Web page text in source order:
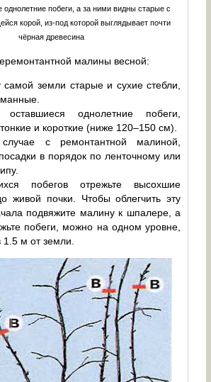
побеги, а за ними видны старые с
корой, из-под которой выглядывает почти
чёрная древесина
малины весной:
самой земли старые и сухие стебли,
оставшиеся однолетние побеги,
и короткие (ниже 120–150 см).
с ремонтантной малиной,
в порядок по ленточному или
побегов отрежьте высохшие
живой почки. Чтобы облегчить эту
подвяжите малину к шпалере, а
побеги, можно на одном уровне,
м от земли.